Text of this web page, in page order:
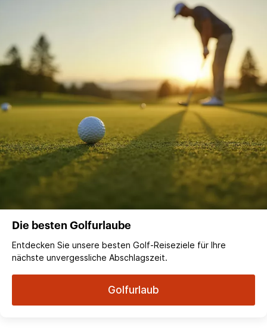
Die besten Golfurlaube
Entdecken Sie unsere besten Golf-Reiseziele für Ihre
nächste unvergessliche Abschlagszeit.
Golfurlaub